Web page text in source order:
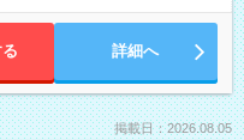
詳細へ
掲載日：2026.08.05